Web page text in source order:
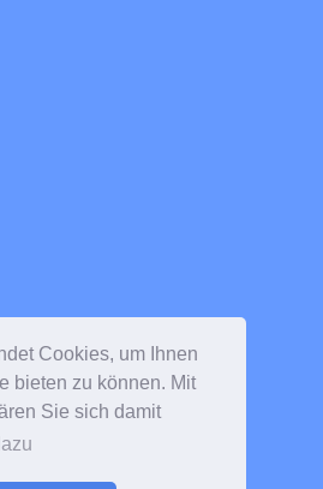
Cookies, um Ihnen
bieten zu können. Mit
Sie sich damit